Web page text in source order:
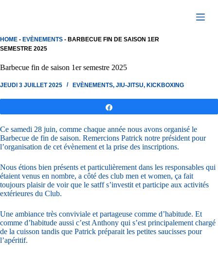
HOME - EVÈNEMENTS - BARBECUE FIN DE SAISON 1ER
SEMESTRE 2025
Barbecue fin de saison 1er semestre 2025
JEUDI 3 JUILLET 2025 EVÈNEMENTS, JIU-JITSU, KICKBOXING
Ce samedi 28 juin, comme chaque année nous avons organisé le
Barbecue de fin de saison. Remercions Patrick notre président pour
l’organisation de cet évènement et la prise des inscriptions.
Nous étions bien présents et particulièrement dans les responsables qui
étaient venus en nombre, a côté des club men et women, ça fait
toujours plaisir de voir que le satff s’investit et participe aux activités
extérieures du Club.
Une ambiance très conviviale et partageuse comme d’habitude. Et
comme d’habitude aussi c’est Anthony qui s’est principalement chargé
de la cuisson tandis que Patrick préparait les petites saucisses pour
l’apéritif.